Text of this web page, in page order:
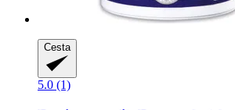
Cesta
5.0 (1)